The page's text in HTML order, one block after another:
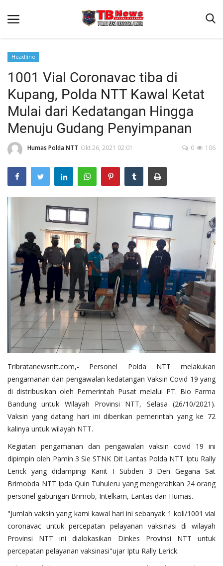
Beranda
Binkam
Terms & Conditions
Reskrim
Lantas
Polisi Kita
Mitra Polisi
Link Polda NTT
Headline
1001 Vial Coronavac tiba di
Kupang, Polda NTT Kawal Ketat
Mulai dari Kedatangan Hingga
Menuju Gudang Penyimpanan
Humas Polda NTT Okt 26, 2021 02:01 106
0
Tribratanewsntt.com,- Personel Polda NTT melakukan
pengamanan dan pengawalan kedatangan Vaksin Covid 19 yang
di distribusikan oleh Pemerintah Pusat melalui PT. Bio Farma
Bandung untuk Wilayah Provinsi NTT, Selasa (26/10/2021).
Vaksin yang datang hari ini diberikan pemerintah yang ke 72
kalinya untuk wilayah NTT.
Kegiatan pengamanan dan pengawalan vaksin covid 19 ini
dipimpin oleh Pamin 3 Sie STNK Dit Lantas Polda NTT Iptu Rally
Lerick yang didampingi Kanit I Subden 3 Den Gegana Sat
Brimobda NTT Ipda Quin Tuhuleru yang mengerahkan 24 orang
personel gabungan Brimob, Intelkam, Lantas dan Humas.
"Jumlah vaksin yang kami kawal hari ini sebanyak 1 koli/1001 vial
coronavac untuk percepatan pelayanan vaksinasi di wilayah
Provinsi NTT ini dialokasikan Dinkes Provinsi NTT untuk
percepatan pelayanan vaksinasi"ujar Iptu Rally Lerick.